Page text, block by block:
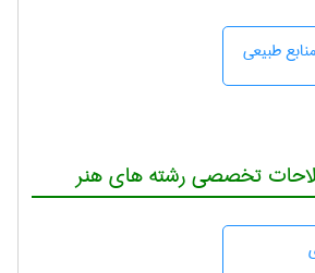
طبيعی
تخصصی رشته های هنر